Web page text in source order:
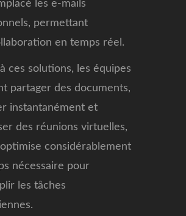
les e-mails
permettant
en temps réel.
ces solutions, les équipes
partager des documents,
instantanément et
des réunions virtuelles,
considérablement
nécessaire pour
les tâches